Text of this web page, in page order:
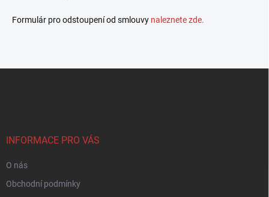
Formulár pro odstoupení od smlouvy naleznete zde.
INFORMACE PRO VÁS
O nás
Obchodní podmínky